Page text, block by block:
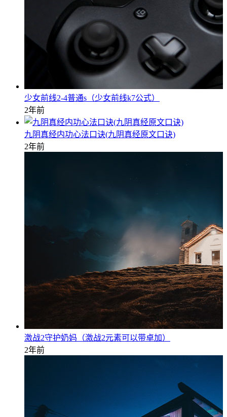
少女前线2-4普通s（少女前线k7公式）
2年前
九阴真经内功心法口诀(九阴真经原文口诀)
2年前
激战2守护奶妈（激战2元素可以带卓加）
2年前